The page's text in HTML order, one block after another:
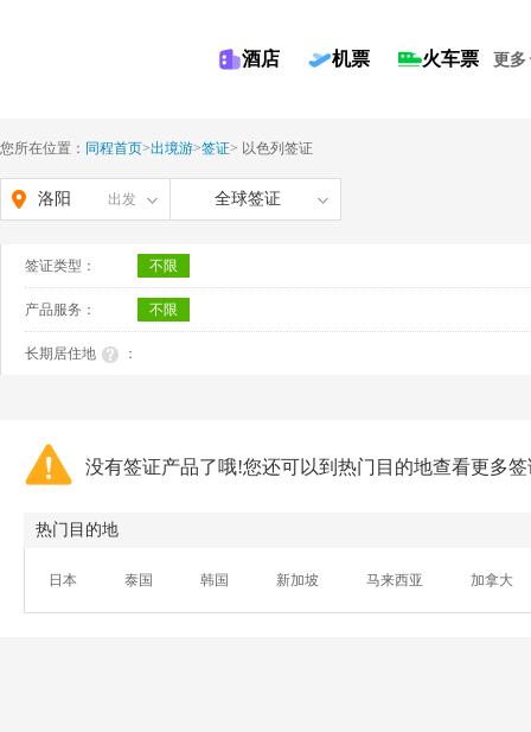
酒店 机票 火车票 更多
您所在位置： 同程首页>出境游>签证> 以色列签证
洛阳 出发 全球签证
签证类型： 不限
产品服务： 不限
长期居住地 ：
没有签证产品了哦!您还可以到热门目的地查看更多
热门目的地
日本 泰国 韩国 新加坡 马来西亚 加拿大